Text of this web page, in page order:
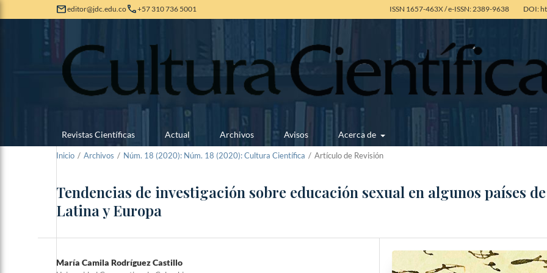
maileditor@jdc.edu.cocall+57 310 736 5001 ISSN 1657-463X / e-ISSN: 2389-9638 DOI:
Revistas Científicas Actual Archivos Avisos Acerca de
Inicio / Archivos / Núm. 18 (2020): Núm. 18 (2020): Cultura Científica / Artículo de Revisión
Tendencias de investigación sobre educación sexual en algunos países
Latina y Europa
María Camila Rodríguez Castillo